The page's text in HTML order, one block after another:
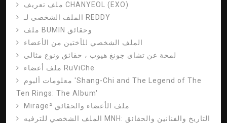
ملف تعريف CHANYEOL (EXO)
الملف الشخصي لـ REDDY
ملف BUMIN وحقائق
الملف الشخصي للأختين من الأعضاء
لمحة عن تشاي جونغ هيوب ، حقائق ونوع مثالي
ملف أعضاء RuViChe
معلومات ألبوم 'Shang-Chi and The Legend of The
Ten Rings: The Album'
Mirage² ملف الأعضاء والحقائق
الملف الشخصي للترفيه MNH: التاريخ والفنانين والحقائق